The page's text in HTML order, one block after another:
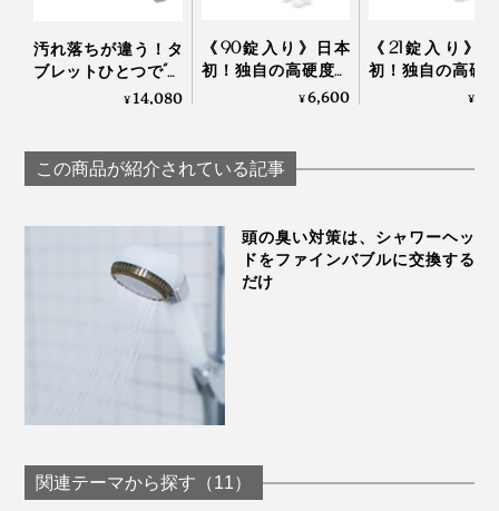
ぎたまま使用し続けると、カートリッジ内のボールが劣
化して目詰まりの原因になることもあるのでご注意くだ
汚れ落ちが違う！タ
ブレットひとつで“重
炭酸湯”が浴びれる｜
ッド
¥14,080
《90錠入り》日本
初！独自の高硬度マ
イクロカプセル技術
剤｜薬用Hot Bubble
PRO
¥6,600
《21錠入り》
初！独自の高硬
イクロカプセル
¥
この商品が紹介されている記事
頭の臭い対策は、シャワーヘッ
ドをファインバブルに交換する
だけ
関連テーマから探す（11）